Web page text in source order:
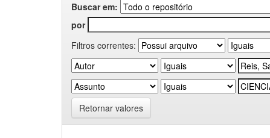
Buscar em:
por
Filtros correntes:
Retornar valores